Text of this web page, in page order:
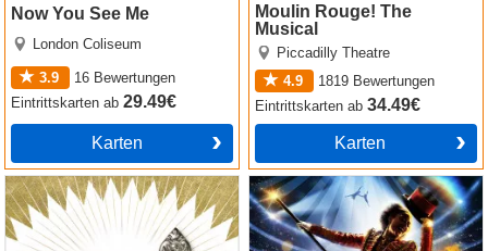
Now You See Me
London Coliseum
3.9 16 Bewertungen
Eintrittskartenab29.49€
Karten
Moulin Rouge! The
Musical
Piccadilly Theatre
4.9
1819 Bewertungen
Eintrittskartenab34.49€
Karten
The Book of Mormon
Come Alive! The Greatest
Showman Circus Spectacular